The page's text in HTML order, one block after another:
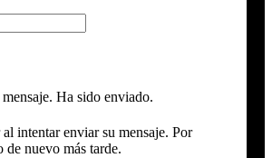
Ha sido enviado.
intentar enviar su mensaje. Por
de nuevo más tarde.